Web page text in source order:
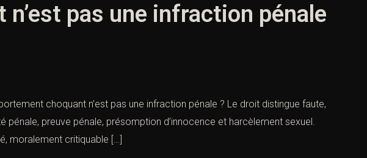
pas une infraction pénale
choquant n’est pas une infraction pénale ? Le droit distingue faute,
preuve pénale, présomption d’innocence et harcèlement sexuel.
moralement critiquable […]